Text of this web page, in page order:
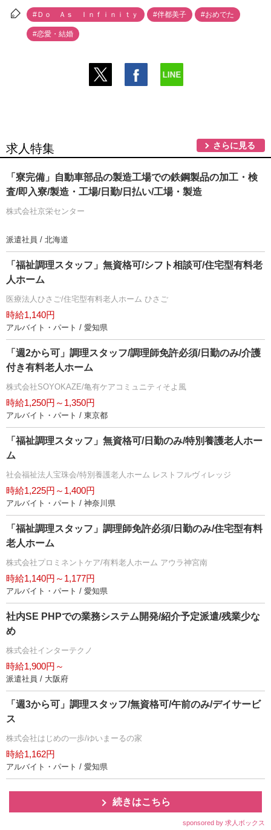
#Ｄｏ Ａｓ Ｉｎｆｉｎｉｔｙ #伴都美子 #おめでた
#恋愛・結婚
求人特集 さらに見る
「寮完備」自動車部品の製造工場での鉄鋼製品の加工・検
査/即入寮/製造・工場/日勤/日払い/工場・製造
株式会社京栄センター
派遣社員 / 北海道
「福祉調理スタッフ」無資格可/シフト相談可/住宅型有料老
人ホーム
医療法人ひさご/住宅型有料老人ホーム ひさご
時給1,140円
アルバイト・パート / 愛知県
「週2から可」調理スタッフ/調理師免許必須/日勤のみ/介護
付き有料老人ホーム
株式会社SOYOKAZE/亀有ケアコミュニティそよ風
時給1,250円～1,350円
アルバイト・パート / 東京都
「福祉調理スタッフ」無資格可/日勤のみ/特別養護老人ホー
ム
社会福祉法人宝珠会/特別養護老人ホーム レストフルヴィレッジ
時給1,225円～1,400円
アルバイト・パート / 神奈川県
「福祉調理スタッフ」調理師免許必須/日勤のみ/住宅型有料
老人ホーム
株式会社プロミネントケア/有料老人ホーム アウラ神宮南
時給1,140円～1,177円
アルバイト・パート / 愛知県
社内SE PHPでの業務システム開発/紹介予定派遣/残業少な
め
株式会社インターテクノ
時給1,900円～
派遣社員 / 大阪府
「週3から可」調理スタッフ/無資格可/午前のみ/デイサービ
ス
株式会社はじめの一歩/ゆいまーるの家
時給1,162円
アルバイト・パート / 愛知県
続きはこちら
sponsored by 求人ボックス